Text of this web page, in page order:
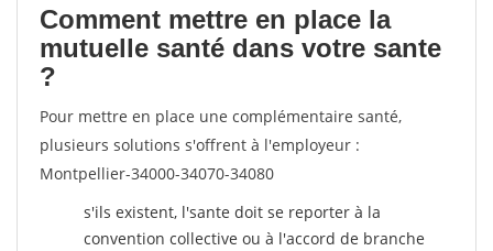
Comment mettre en place la
mutuelle santé dans votre sante
?
Pour mettre en place une complémentaire santé,
plusieurs solutions s'offrent à l'employeur :
Montpellier-34000-34070-34080
s'ils existent, l'sante doit se reporter à la
convention collective ou à l'accord de branche